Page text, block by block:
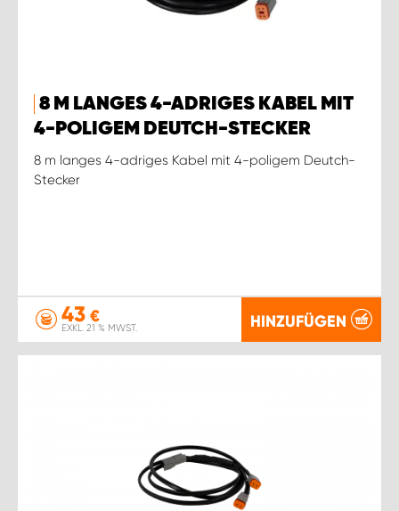
8 M LANGES 4-ADRIGES KABEL MIT
4-POLIGEM DEUTCH-STECKER
8 m langes 4-adriges Kabel mit 4-poligem Deutch-
Stecker
43 €
EXKL. 21 % MWST. HINZUFÜGEN